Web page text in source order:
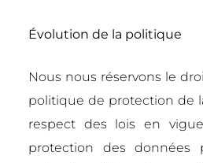
Évolution de la politique
Nous nous réservons le
politique de protection de
respect des lois en
protection des données